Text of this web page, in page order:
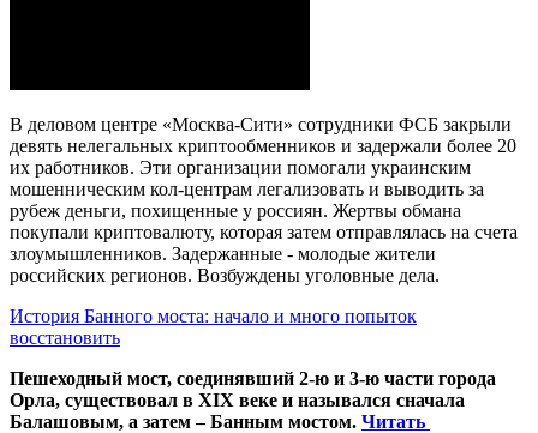
В деловом центре «Москва-Сити» сотрудники ФСБ закрыли
девять нелегальных криптообменников и задержали более 20
их работников. Эти организации помогали украинским
мошенническим кол-центрам легализовать и выводить за
рубеж деньги, похищенные у россиян. Жертвы обмана
покупали криптовалюту, которая затем отправлялась на счета
злоумышленников. Задержанные - молодые жители
российских регионов. Возбуждены уголовные дела.
История Банного моста: начало и много попыток
восстановить
Пешеходный мост, соединявший 2-ю и 3-ю части города
Орла, существовал в XIX веке и назывался сначала
Балашовым, а затем – Банным мостом. Читать